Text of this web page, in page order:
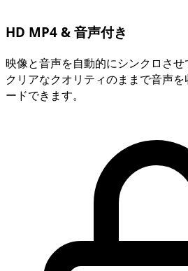
HD MP4 & 音声付き
映像と音声を自動的にシンクロさ
クリアなクオリティのままで音声
ードできます。